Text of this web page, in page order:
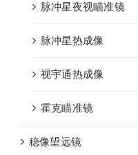
脉冲星夜视瞄准镜
脉冲星热成像
视宇通热成像
霍克瞄准镜
稳像望远镜